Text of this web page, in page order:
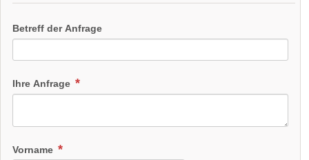
Betreff der Anfrage
Ihre Anfrage
Vorname